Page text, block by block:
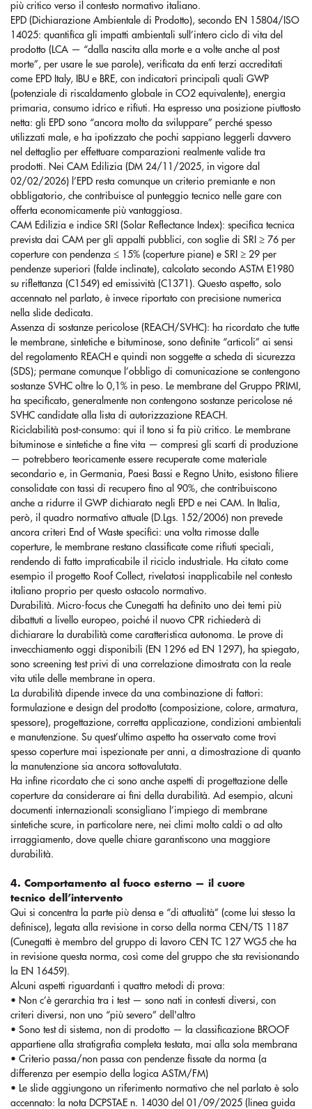
più critico verso il contesto normativo italiano.
EPD (Dichiarazione Ambientale di Prodotto), secondo EN 15804/ISO
14025: quantifica gli impatti ambientali sull’intero ciclo di vita del
prodotto (LCA — “dalla nascita alla morte e a volte anche al post
morte”, per usare le sue parole), verificata da enti terzi accreditati
come EPD Italy, IBU e BRE, con indicatori principali quali GWP
(potenziale di riscaldamento globale in CO2 equivalente), energia
primaria, consumo idrico e rifiuti. Ha espresso una posizione piuttosto
netta: gli EPD sono “ancora molto da sviluppare” perché spesso
utilizzati male, e ha ipotizzato che pochi sappiano leggerli davvero
nel dettaglio per effettuare comparazioni realmente valide tra
prodotti. Nei CAM Edilizia (DM 24/11/2025, in vigore dal
02/02/2026) l’EPD resta comunque un criterio premiante e non
obbligatorio, che contribuisce al punteggio tecnico nelle gare con
offerta economicamente più vantaggiosa.
CAM Edilizia e indice SRI (Solar Reflectance Index): specifica tecnica
prevista dai CAM per gli appalti pubblici, con soglie di SRI ≥ 76 per
coperture con pendenza ≤ 15% (coperture piane) e SRI ≥ 29 per
pendenze superiori (falde inclinate), calcolato secondo ASTM E1980
su riflettanza (C1549) ed emissività (C1371). Questo aspetto, solo
accennato nel parlato, è invece riportato con precisione numerica
nella slide dedicata.
Assenza di sostanze pericolose (REACH/SVHC): ha ricordato che tutte
le membrane, sintetiche e bituminose, sono definite “articoli” ai sensi
del regolamento REACH e quindi non soggette a scheda di sicurezza
(SDS); permane comunque l’obbligo di comunicazione se contengono
sostanze SVHC oltre lo 0,1% in peso. Le membrane del Gruppo PRIMI,
ha specificato, generalmente non contengono sostanze pericolose né
SVHC candidate alla lista di autorizzazione REACH.
Riciclabilità post-consumo: qui il tono si fa più critico. Le membrane
bituminose e sintetiche a fine vita — compresi gli scarti di produzione
— potrebbero teoricamente essere recuperate come materiale
secondario e, in Germania, Paesi Bassi e Regno Unito, esistono filiere
consolidate con tassi di recupero fino al 90%, che contribuiscono
anche a ridurre il GWP dichiarato negli EPD e nei CAM. In Italia,
però, il quadro normativo attuale (D.Lgs. 152/2006) non prevede
ancora criteri End of Waste specifici: una volta rimosse dalle
coperture, le membrane restano classificate come rifiuti speciali,
rendendo di fatto impraticabile il riciclo industriale. Ha citato come
esempio il progetto Roof Collect, rivelatosi inapplicabile nel contesto
italiano proprio per questo ostacolo normativo.
Durabilità. Micro-focus che Cunegatti ha definito uno dei temi più
dibattuti a livello europeo, poiché il nuovo CPR richiederà di
dichiarare la durabilità come caratteristica autonoma. Le prove di
invecchiamento oggi disponibili (EN 1296 ed EN 1297), ha spiegato,
sono screening test privi di una correlazione dimostrata con la reale
vita utile delle membrane in opera.
La durabilità dipende invece da una combinazione di fattori:
formulazione e design del prodotto (composizione, colore, armatura,
spessore), progettazione, corretta applicazione, condizioni ambientali
e manutenzione. Su quest’ultimo aspetto ha osservato come trovi
spesso coperture mai ispezionate per anni, a dimostrazione di quanto
la manutenzione sia ancora sottovalutata.
Ha infine ricordato che ci sono anche aspetti di progettazione delle
coperture da considerare ai fini della durabilità. Ad esempio, alcuni
documenti internazionali sconsigliano l’impiego di membrane
sintetiche scure, in particolare nere, nei climi molto caldi o ad alto
irraggiamento, dove quelle chiare garantiscono una maggiore
durabilità.
4. Comportamento al fuoco esterno — il cuore
tecnico dell’intervento
Qui si concentra la parte più densa e “di attualità” (come lui stesso la
definisce), legata alla revisione in corso della norma CEN/TS 1187
(Cunegatti è membro del gruppo di lavoro CEN TC 127 WG5 che ha
in revisione questa norma, così come del gruppo che sta revisionando
la EN 16459).
Alcuni aspetti riguardanti i quattro metodi di prova:
• Non c’è gerarchia tra i test — sono nati in contesti diversi, con
criteri diversi, non uno “più severo” dell'altro
• Sono test di sistema, non di prodotto — la classificazione BROOF
appartiene alla stratigrafia completa testata, mai alla sola membrana
• Criterio passa/non passa con pendenze fissate da norma (a
differenza per esempio della logica ASTM/FM)
• Le slide aggiungono un riferimento normativo che nel parlato è solo
accennato: la nota DCPSTAE n. 14030 del 01/09/2025 (linea guida